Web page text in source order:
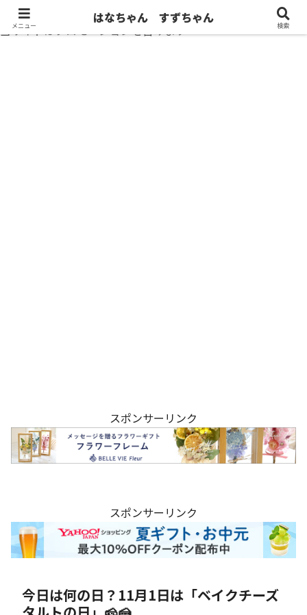
当サイトはプロモーションを含みます
スポンサーリンク
スポンサーリンク
今日は何の日？11月1日は「ベイクチーズ
メニュー
はなちゃん すずちゃん
検索